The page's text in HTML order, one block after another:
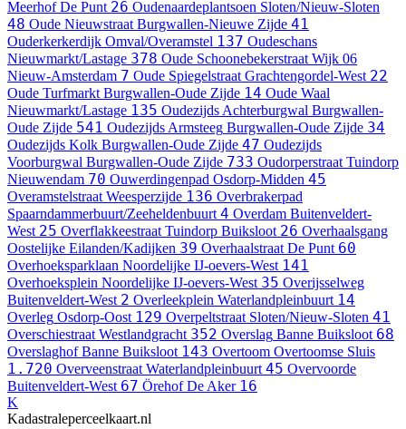
Meerhof De Punt 26 Oudenaardeplantsoen Sloten/Nieuw-Sloten
48 Oude Nieuwstraat Burgwallen-Nieuwe Zijde 41
Ouderkerkerdijk Omval/Overamstel 137 Oudeschans
Nieuwmarkt/Lastage 378 Oude Schoonebekerstraat Wijk 06
Nieuw-Amsterdam 7 Oude Spiegelstraat Grachtengordel-West 22
Oude Turfmarkt Burgwallen-Oude Zijde 14 Oude Waal
Nieuwmarkt/Lastage 135 Oudezijds Achterburgwal Burgwallen-
Oude Zijde 541 Oudezijds Armsteeg Burgwallen-Oude Zijde 34
Oudezijds Kolk Burgwallen-Oude Zijde 47 Oudezijds
Voorburgwal Burgwallen-Oude Zijde 733 Oudorperstraat Tuindorp
Nieuwendam 70 Ouwerdingenpad Osdorp-Midden 45
Overamstelstraat Weesperzijde 136 Overbrakerpad
Spaarndammerbuurt/Zeeheldenbuurt 4 Overdam Buitenveldert-
West 25 Overflakkeestraat Tuindorp Buiksloot 26 Overhaalsgang
Oostelijke Eilanden/Kadijken 39 Overhaalstraat De Punt 60
Overhoeksparklaan Noordelijke IJ-oevers-West 141
Overhoeksplein Noordelijke IJ-oevers-West 35 Overijsselweg
Buitenveldert-West 2 Overleekplein Waterlandpleinbuurt 14
Overleg Osdorp-Oost 129 Overpeltstraat Sloten/Nieuw-Sloten 41
Overschiestraat Westlandgracht 352 Overslag Banne Buiksloot 68
Overslaghof Banne Buiksloot 143 Overtoom Overtoomse Sluis
1.720 Overveenstraat Waterlandpleinbuurt 45 Overvoorde
Buitenveldert-West 67 Örehof De Aker 16
K
Kadastraleperceelkaart.nl